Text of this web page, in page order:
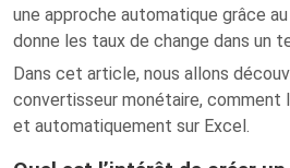
une approche automatique grâce
donne les taux de change dans un
Dans cet article, nous allons
convertisseur monétaire, comment
et automatiquement sur Excel.